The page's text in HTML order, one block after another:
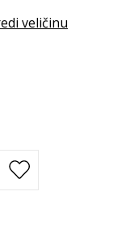
veličinu